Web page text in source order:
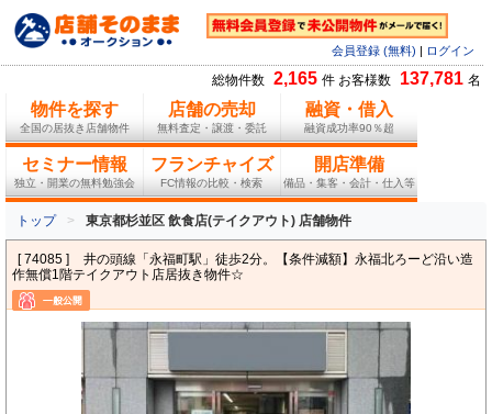
会員登録 (無料) ログイン
総物件数 2,165 件 お客様数 137,781 名
物件を探す
全国の居抜き店舗物件
店舗の売却
無料査定・譲渡・委託
融資・借入
融資成功率90％超
セミナー情報
独立・開業の無料勉強会
フランチャイズ
FC情報の比較・検索
開店準備
備品・集客・会計・仕入等
トップ 東京都杉並区 飲食店(テイクアウト) 店舗物件
[ 74085 ]
井の頭線「永福町駅」徒歩2分。【条件減額】永福北ろーど沿い造
作無償1階テイクアウト店居抜き物件☆